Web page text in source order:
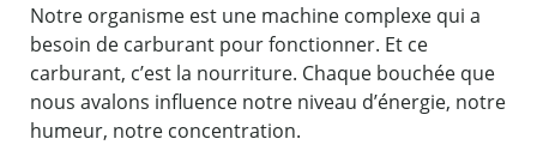
Notre organisme est une machine complexe qui a
besoin de carburant pour fonctionner. Et ce
carburant, c’est la nourriture. Chaque bouchée que
nous avalons influence notre niveau d’énergie, notre
humeur, notre concentration.